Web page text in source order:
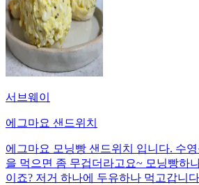
서브웨이
에그마요 샌드위치
에그마요 모닝빵 샌드위치 입니다. 수
을 먹으면 좀 무겁더라고요~ 모닝빵하
이죠? 저거 하나에 두유하나 먹고갑니